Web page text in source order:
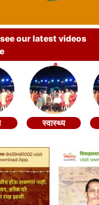
our latest videos
स्वास्थ्य